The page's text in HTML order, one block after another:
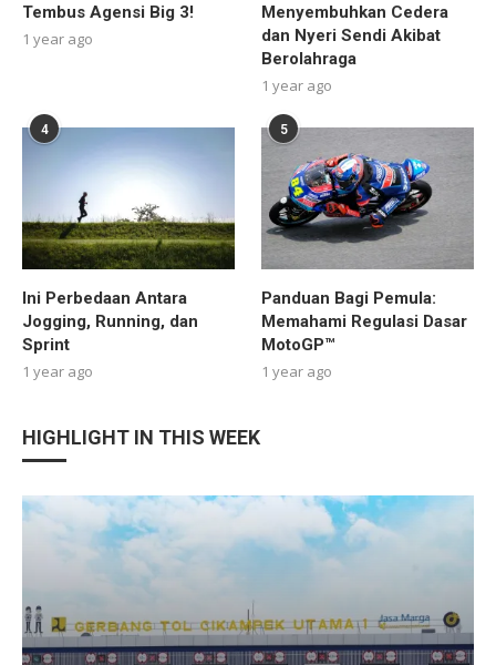
Tembus Agensi Big 3!
1 year ago
Menyembuhkan Cedera
dan Nyeri Sendi Akibat
Berolahraga
1 year ago
4
Ini Perbedaan Antara
Jogging, Running, dan
Sprint
1 year ago
5
Panduan Bagi Pemula:
Memahami Regulasi Dasar
MotoGP™
1 year ago
HIGHLIGHT IN THIS WEEK